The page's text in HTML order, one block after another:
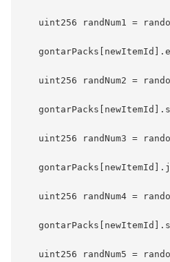
uint256 randNum1 =
uint256 randNum2 =
uint256 randNum3 =
uint256 randNum4 =
uint256 randNum5 =